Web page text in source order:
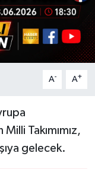
A- A+
Takımımız,
gelecek.